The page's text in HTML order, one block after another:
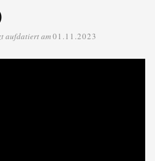
aufdatiert am01.11.2023